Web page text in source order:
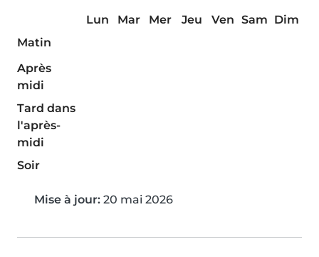
Lun Mar Mer Jeu Ven Sam Dim
Matin
Après
midi
Tard dans
l'après-
midi
Soir
Mise à jour: 20 mai 2026